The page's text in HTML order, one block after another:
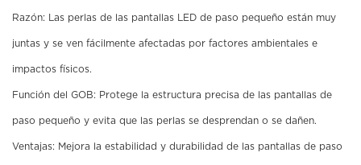
Razón: Las perlas de las pantallas LED de paso pequeño están muy
juntas y se ven fácilmente afectadas por factores ambientales e
impactos físicos.
Función del GOB: Protege la estructura precisa de las pantallas de
paso pequeño y evita que las perlas se desprendan o se dañen.
Ventajas: Mejora la estabilidad y durabilidad de las pantallas de paso